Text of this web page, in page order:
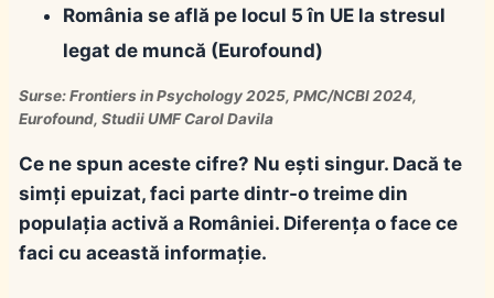
România se află pe locul 5 în UE la stresul
legat de muncă (Eurofound)
Surse: Frontiers in Psychology 2025, PMC/NCBI 2024,
Eurofound, Studii UMF Carol Davila
Ce ne spun aceste cifre? Nu ești singur. Dacă te
simți epuizat, faci parte dintr-o treime din
populația activă a României. Diferența o face ce
faci cu această informație.